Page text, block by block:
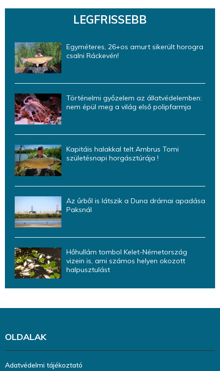
LEGFRISSEBB
Egyméteres, 26+os amurt sikerült horogra
csalni Ráckevén!
Történelmi győzelem az állatvédelemben:
nem épül meg a világ első polipfarmja
Kapitáis halakkal telt Ambrus Tomi
születésnapi horgásztúrája !
Az űrből is látszik a Duna drámai apadása
Paksnál
Hőhullám tombol Kelet-Németország
vizein is, ami számos helyen okozott
halpusztulást
OLDALAK
Adatvédelmi tájékoztató